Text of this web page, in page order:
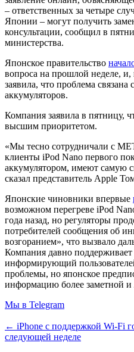
– ответственных за четыре
Японии – могут получить
консультации, сообщил в
министерства.
Японское правительство
вопроса на прошлой неделе,
заявила, что проблема
аккумуляторов.
Компания заявила в пятницу,
высшим приоритетом.
«Мы тесно сотрудничали с
клиенты iPod Nano первого
аккумулятором, имеют
сказал представитель Apple
Японские чиновники впервые
возможном перегреве iPod
года назад, но регуляторы
потребителей сообщения об
возгоранием», что вызвало
Компания давно поддерживает
информирующий
проблемы, но японское
информацию более заметной и
Мы в Telegram
← iPhone с поддержкой Wi-Fi
следующей неделе